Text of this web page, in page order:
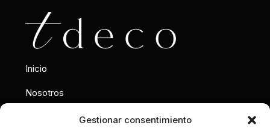
Gestionar consentimiento
Inicio
Nosotros